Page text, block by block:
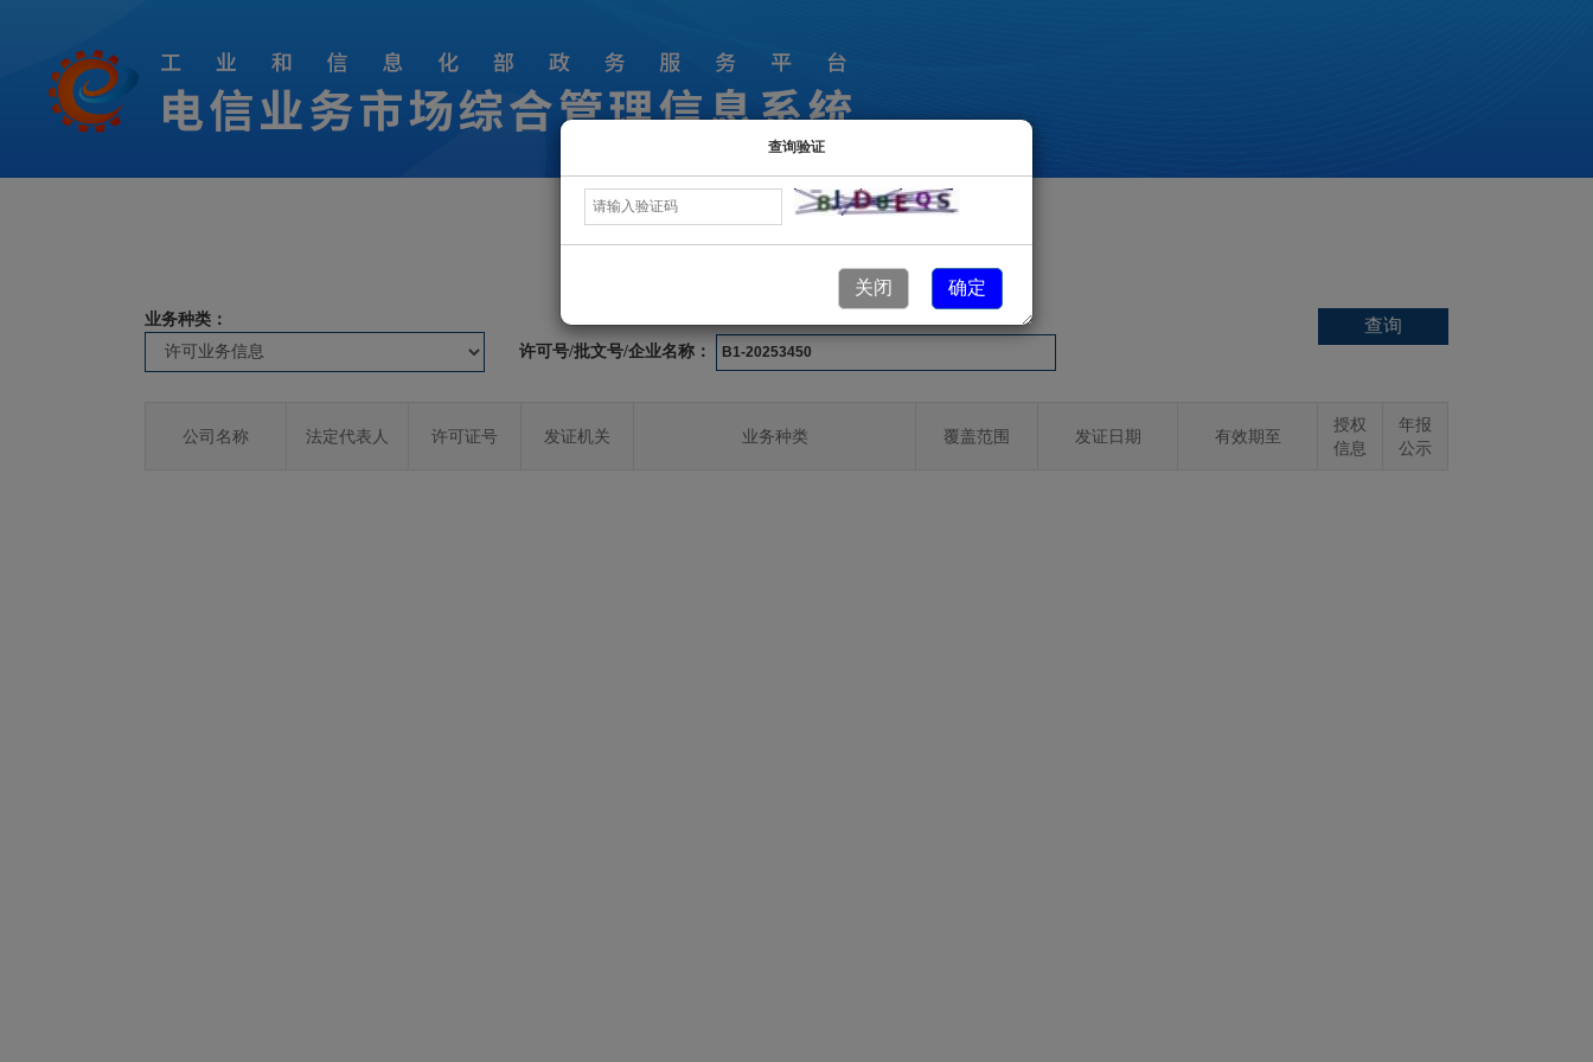
许可业务信息
业务种类：
许可号/批文号/企业名称：
查询验证
关闭 确定
公司名称 法定代表人 许可证号 发证机关 业务种类 覆盖范围 发证日期 有效期至
授权
信息
年报
公示